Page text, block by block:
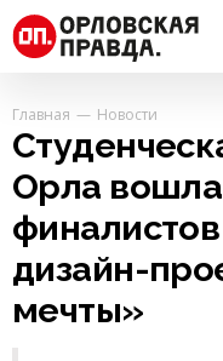
Главная Новости
Орла вошла
дизайн-
мечты»